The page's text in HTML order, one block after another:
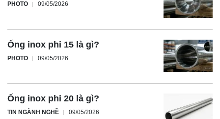
PHOTO 09/05/2026
Ống inox phi 15 là gì?
PHOTO 09/05/2026
Ống inox phi 20 là gì?
TIN NGÀNH NGHỀ 09/05/2026